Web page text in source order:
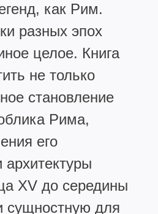
как Рим.
разных эпох
целое. Книга
не только
становление
Рима,
его
архитектуры
XV до середины
сущностную для